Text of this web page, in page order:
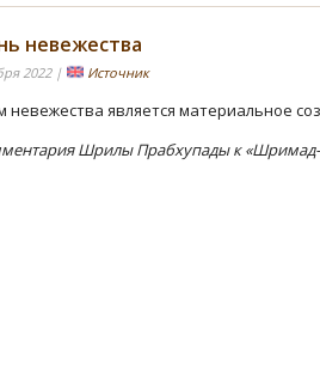
невежества
2022 | Источник
невежества является материальное
Шрилы Прабхупады к «Шримад-